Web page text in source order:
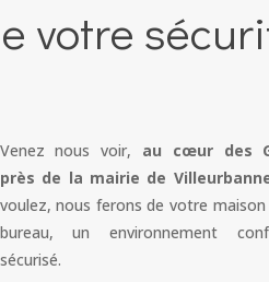
votre
Venez nous voir, au cœur des
près de la mairie de
voulez, nous ferons de votre
bureau, un environnement
sécurisé.